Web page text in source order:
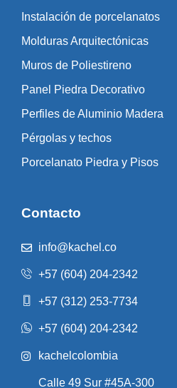
Instalación de porcelanatos
Molduras Arquitectónicas
Muros de Poliestireno
Panel Piedra Decorativo
Perfiles de Aluminio Madera
Pérgolas y techos
Porcelanato Piedra y Pisos
Contacto
info@kachel.co
+57 (604) 204-2342
+57 (312) 253-7734
+57 (604) 204-2342
kachelcolombia
Calle 49 Sur #45A-300